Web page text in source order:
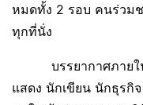
หมดทั้ง 2 รอบ คนร่วม
ทุกที่นั่ง
บรรยากาศภายในง
แสดง นักเขียน นักธุรกิ